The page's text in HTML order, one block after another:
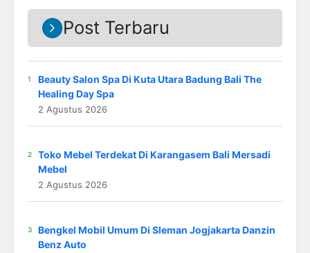
Post Terbaru
Beauty Salon Spa Di Kuta Utara Badung Bali The
Healing Day Spa
2 Agustus 2026
Toko Mebel Terdekat Di Karangasem Bali Mersadi
Mebel
2 Agustus 2026
Bengkel Mobil Umum Di Sleman Jogjakarta Danzin
Benz Auto